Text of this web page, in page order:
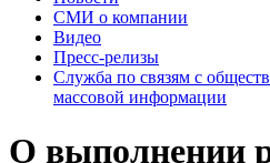
СМИ о компании
Видео
Пресс-релизы
Служба по связям с
массовой информации
О выполнении